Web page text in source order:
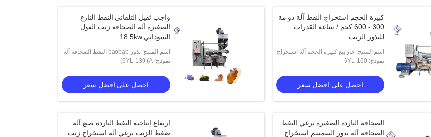
كبيرة الحجم استخراج النفط آلة دوامة
300 - 600 كجم / ساعة القدرات
للبذور الزيت
اسم المنتج: حار بيع كبيرة الحجم آلة استخراج
النفط لولبية للبذور الزيت
نموذج: 6YL-160
احصل على افضل سعر
واجب ثقيل التلقائي النفط النازع
الصغيرة آلة الصحافة زيت الفول
السوداني 18.5kw
اسم المنتج: بذور baobab النفط الصحافة آلة
صغيرة آلة الصحافة زيت الفول السوداني
نموذج: 6YL-130 (A)
احصل على افضل سعر
الصحافة الباردة الصغيرة برغي النفط
الصحافة آلة بذور السمسم استخراج
ارتفاع إنتاجية النفط الباردة صنع آلة
ضغط الزيت برغي آلة استخراج زيت